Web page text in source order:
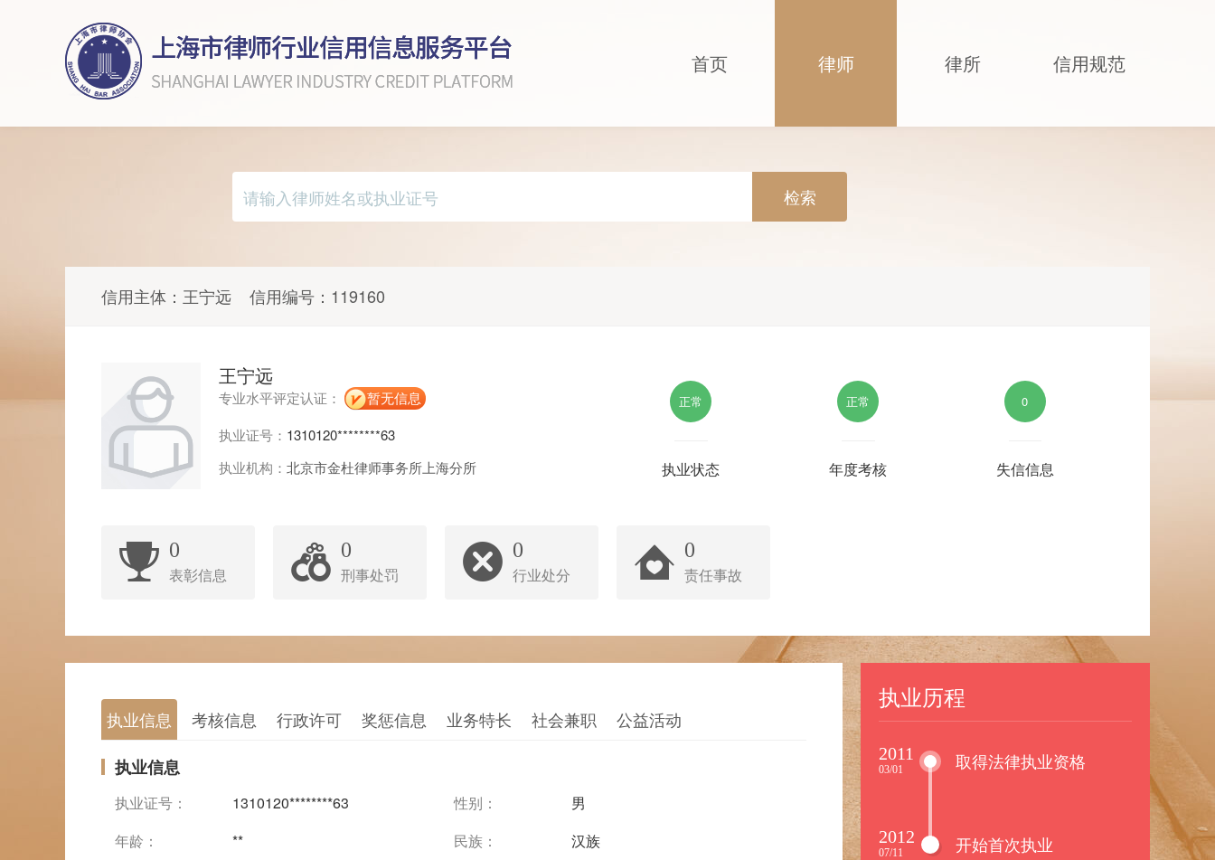
首页 律师 律所 信用规范
检索
信用主体： 王宁远 信用编号： 119160
王宁远
专业水平评定认证：
暂无信息
执业证号： 1310120********63
执业机构： 北京市金杜律师事务所上海分所
正常
执业状态
正常
年度考核
0
失信信息
0
表彰信息
0
刑事处罚
0
行业处分
0
责任事故
执业信息 考核信息 行政许可 奖惩信息 业务特长 社会兼职 公益活动
执业信息
执业证号： 1310120********63 性别：
男
年龄：
** 民族：
汉族
执业历程
2011
03/01 取得法律执业资格
2012
07/11 开始首次执业